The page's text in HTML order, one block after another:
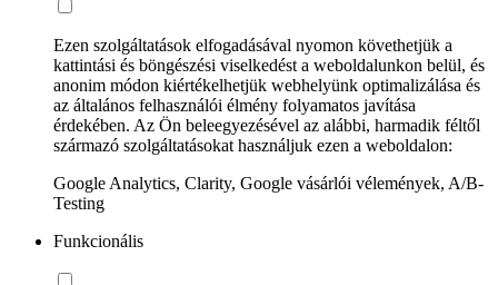
Ezen szolgáltatások elfogadásával nyomon követhetjük a
kattintási és böngészési viselkedést a weboldalunkon belül, és
anonim módon kiértékelhetjük webhelyünk optimalizálása és
az általános felhasználói élmény folyamatos javítása
érdekében. Az Ön beleegyezésével az alábbi, harmadik féltől
származó szolgáltatásokat használjuk ezen a weboldalon:
Google Analytics, Clarity, Google vásárlói vélemények, A/B-
Testing
Funkcionális